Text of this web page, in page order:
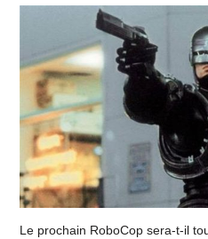
Le prochain RoboCop sera-t-il